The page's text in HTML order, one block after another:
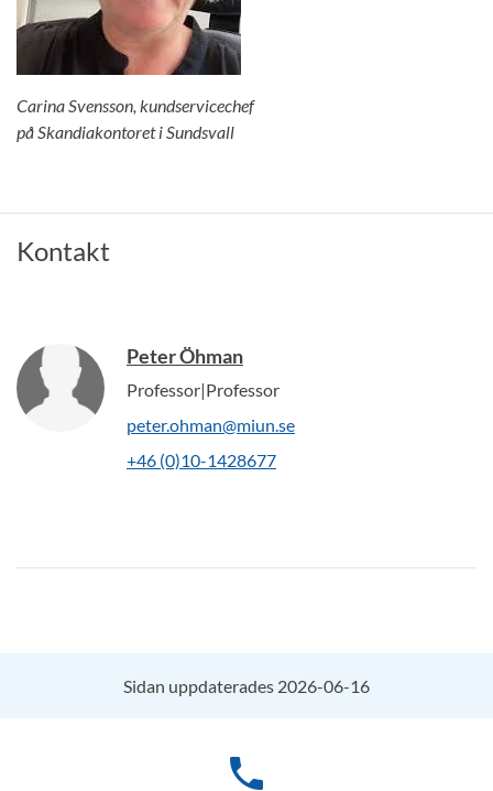
Carina Svensson, kundservicechef
på Skandiakontoret i Sundsvall
Kontakt
Peter Öhman
Professor|Professor
peter.ohman@miun.se
+46 (0)10-1428677
Sidan uppdaterades 2026-06-16
phone